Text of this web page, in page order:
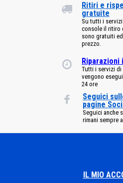
Ritiri e
gratuite
Su tutti i
console il ritiro
sono gratuiti
prezzo.
Riparazioni
Tutti i servizi di
vengono
24 ore
Seguici
pagine
Seguici anche
rimani sempre
IL MIO